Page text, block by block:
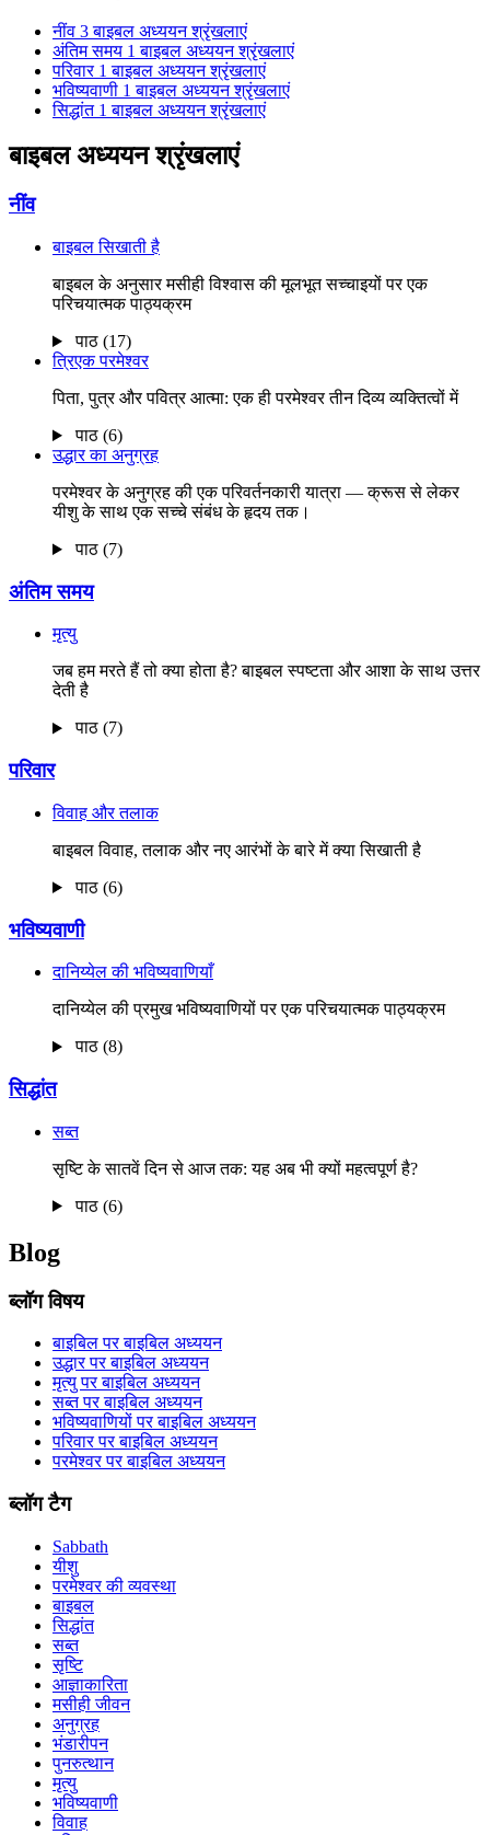
नींव 3 बाइबल अध्ययन श्रृंखलाएं
अंतिम समय 1 बाइबल अध्ययन श्रृंखलाएं
परिवार 1 बाइबल अध्ययन श्रृंखलाएं
भविष्यवाणी 1 बाइबल अध्ययन श्रृंखलाएं
सिद्धांत 1 बाइबल अध्ययन श्रृंखलाएं
बाइबल अध्ययन श्रृंखलाएं
नींव
बाइबल सिखाती है
बाइबल के अनुसार मसीही विश्वास की मूलभूत सच्चाइयों पर एक
परिचयात्मक पाठ्यक्रम
पाठ (17)
त्रिएक परमेश्वर
पिता, पुत्र और पवित्र आत्मा: एक ही परमेश्वर तीन दिव्य व्यक्तित्वों में
पाठ (6)
उद्धार का अनुग्रह
परमेश्वर के अनुग्रह की एक परिवर्तनकारी यात्रा — क्रूस से लेकर
यीशु के साथ एक सच्चे संबंध के हृदय तक।
पाठ (7)
अंतिम समय
मृत्यु
जब हम मरते हैं तो क्या होता है? बाइबल स्पष्टता और आशा के साथ उत्तर
देती है
पाठ (7)
परिवार
विवाह और तलाक
बाइबल विवाह, तलाक और नए आरंभों के बारे में क्या सिखाती है
पाठ (6)
भविष्यवाणी
दानिय्येल की भविष्यवाणियाँ
दानिय्येल की प्रमुख भविष्यवाणियों पर एक परिचयात्मक पाठ्यक्रम
पाठ (8)
सिद्धांत
सब्त
सृष्टि के सातवें दिन से आज तक: यह अब भी क्यों महत्वपूर्ण है?
पाठ (6)
Blog
ब्लॉग विषय
बाइबिल पर बाइबिल अध्ययन
उद्धार पर बाइबिल अध्ययन
मृत्यु पर बाइबिल अध्ययन
सब्त पर बाइबिल अध्ययन
भविष्यवाणियों पर बाइबिल अध्ययन
परिवार पर बाइबिल अध्ययन
परमेश्वर पर बाइबिल अध्ययन
ब्लॉग टैग
Sabbath
यीशु
परमेश्वर की व्यवस्था
बाइबल
सिद्धांत
सब्त
सृष्टि
आज्ञाकारिता
मसीही जीवन
अनुग्रह
भंडारीपन
पुनरुत्थान
मृत्यु
भविष्यवाणी
विवाह